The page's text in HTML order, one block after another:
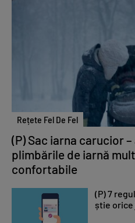
Rețete Fel De Fel
(P) Sac iarna carucior
plimbările de iarnă
confortabile
(P) 7
știe orice